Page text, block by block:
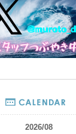
2026/08